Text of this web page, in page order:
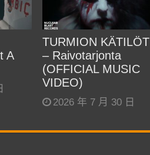
A
TURMION KÄTILÖT
– Raivotarjonta
(OFFICIAL MUSIC
VIDEO)
2026 年 7 月 30 日